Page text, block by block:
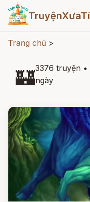
Trang chủ >
🏰3376 truyện •
ngày